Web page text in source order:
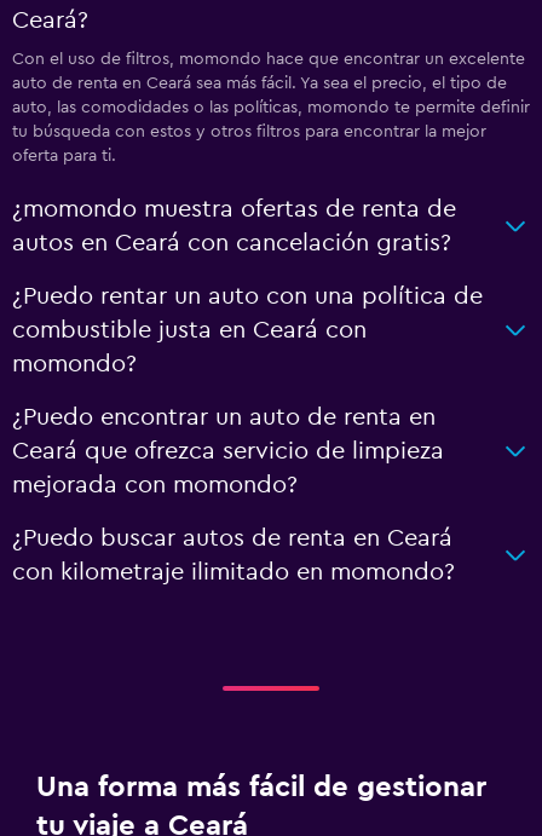
Ceará?
Con el uso de filtros, momondo hace que encontrar un excelente
auto de renta en Ceará sea más fácil. Ya sea el precio, el tipo de
auto, las comodidades o las políticas, momondo te permite definir
tu búsqueda con estos y otros filtros para encontrar la mejor
oferta para ti.
¿momondo muestra ofertas de renta de
autos en Ceará con cancelación gratis?
¿Puedo rentar un auto con una política de
combustible justa en Ceará con
momondo?
¿Puedo encontrar un auto de renta en
Ceará que ofrezca servicio de limpieza
mejorada con momondo?
¿Puedo buscar autos de renta en Ceará
con kilometraje ilimitado en momondo?
Una forma más fácil de gestionar
tu viaje a Ceará